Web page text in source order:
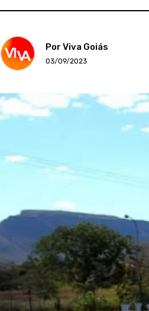
Por Viva Goiás
03/09/2023